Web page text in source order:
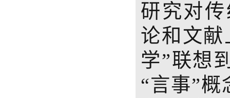
研究对
论和文
学”联想
“言事”